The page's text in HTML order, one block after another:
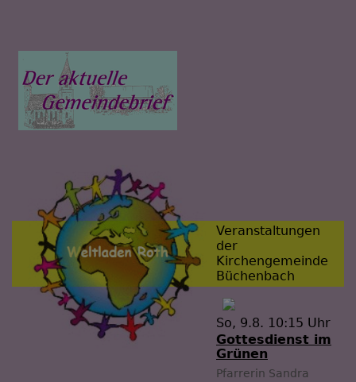
Veranstaltungen
der
Kirchengemeinde
Büchenbach
So, 9.8. 10:15 Uhr
Gottesdienst im
Grünen
Pfarrerin Sandra